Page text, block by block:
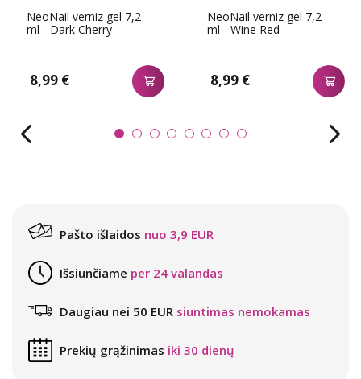
NeoNail verniz gel 7,2
ml - Dark Cherry
8,99 €
NeoNail verniz gel 7,2
ml - Wine Red
8,99 €
Pašto išlaidos nuo 3,9 EUR
Išsiunčiame per 24 valandas
Daugiau nei 50 EUR siuntimas nemokamas
Prekių grąžinimas iki 30 dienų